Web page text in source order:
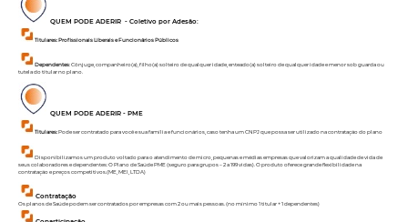
QUEM PODE ADERIR - Coletivo por Adesão:
Titulares: Profissionais Liberais e Funcionários Públicos
Dependentes: Cônjuge, companheiro(a), filho(a) solteiro de qualquer idade, enteado(a) solteiro de qualquer idade e menor sob guarda ou
tutela do titular no plano.
QUEM PODE ADERIR - PME
Titulares: Pode ser contratado para você e sua família e funcionários, caso tenha um CNPJ que possa ser utilizado na contratação do plano
Disponibilizamos um produto voltado para o atendimento de micro, pequenas e médias empresas que valorizam a qualidade de vida de
seus colaboradores e dependentes: O Plano de Saúde PME (seguro para grupos – 2 a 199 vidas). O produto oferece grande flexibilidade na
contratação e preços competitivos.(ME, MEI, LTDA)
Contratação
Os planos de Saúde podem ser contratados por empresas com 2 ou mais pessoas. (no mínimo 1 titular + 1 dependentes)